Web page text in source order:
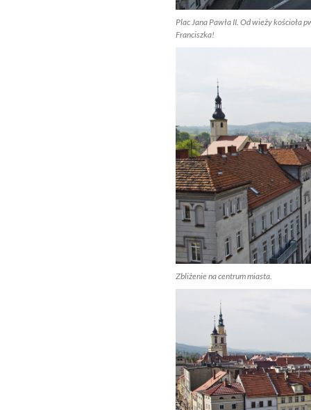
Plac Jana Pawła II. Od wieży kościoła
Franciszka!
Zbliżenie na centrum miasta.